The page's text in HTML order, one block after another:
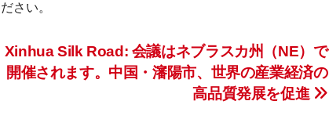
さい。
Xinhua Silk Road: 会議はネブラスカ州（NE）で
開催されます。中国・瀋陽市、世界の産業経済の
高品質発展を促進